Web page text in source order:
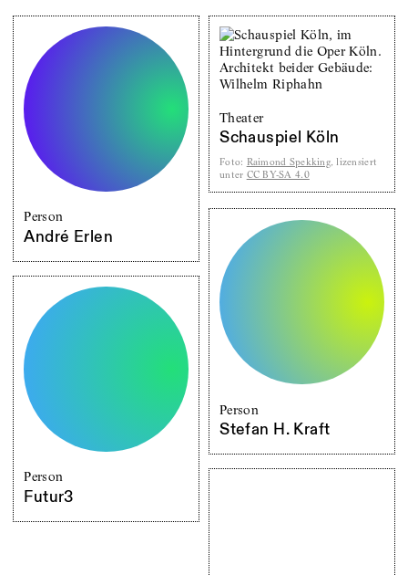
Person
André Erlen
Theater
Schauspiel Köln
Foto: Raimond Spekking, lizensiert
unter CC BY-SA 4.0
Person
Stefan H. Kraft
Person
Futur3